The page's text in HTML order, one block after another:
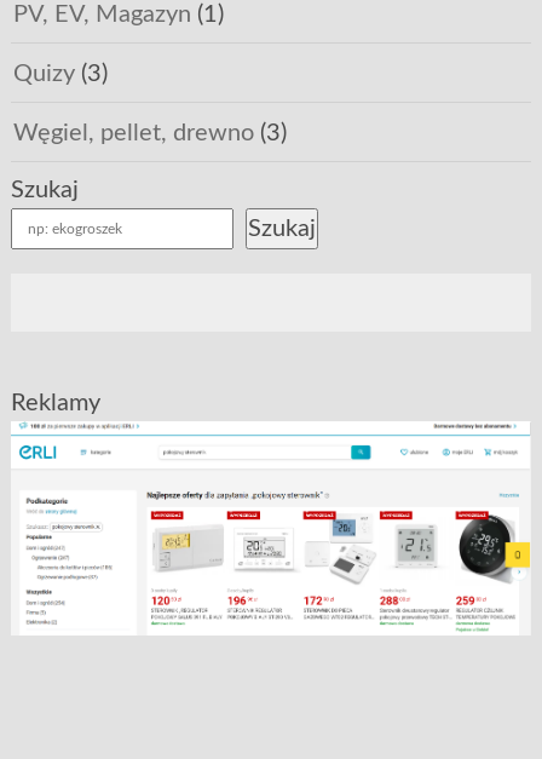
PV, EV, Magazyn (1)
Quizy(3)
Węgiel, pellet, drewno(3)
Szukaj
Szukaj
Reklamy